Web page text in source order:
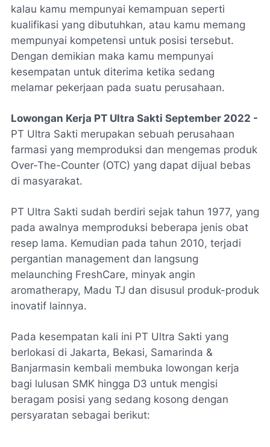
kalau kamu mempunyai kemampuan seperti
kualifikasi yang dibutuhkan, atau kamu memang
mempunyai kompetensi untuk posisi tersebut.
Dengan demikian maka kamu mempunyai
kesempatan untuk diterima ketika sedang
melamar pekerjaan pada suatu perusahaan.
Lowongan Kerja PT Ultra Sakti September 2022 -
PT Ultra Sakti merupakan sebuah perusahaan
farmasi yang memproduksi dan mengemas produk
Over-The-Counter (OTC) yang dapat dijual bebas
di masyarakat.
PT Ultra Sakti sudah berdiri sejak tahun 1977, yang
pada awalnya memproduksi beberapa jenis obat
resep lama. Kemudian pada tahun 2010, terjadi
pergantian management dan langsung
melaunching FreshCare, minyak angin
aromatherapy, Madu TJ dan disusul produk-produk
inovatif lainnya.
Pada kesempatan kali ini PT Ultra Sakti yang
berlokasi di Jakarta, Bekasi, Samarinda &
Banjarmasin kembali membuka lowongan kerja
bagi lulusan SMK hingga D3 untuk mengisi
beragam posisi yang sedang kosong dengan
persyaratan sebagai berikut: